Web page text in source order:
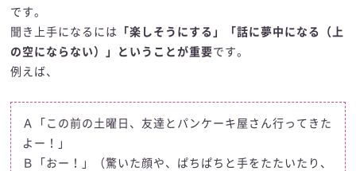
です。
聞き上手になるには
「楽しそうにする」「話に夢中になる（上
の空にならない）」ということが重要です。
例えば、
Ａ「この前の土曜日、友達とパンケーキ屋さん行ってきた
よー！」
Ｂ「おー！」（驚いた顔や、ぱちぱちと手をたたいたり、